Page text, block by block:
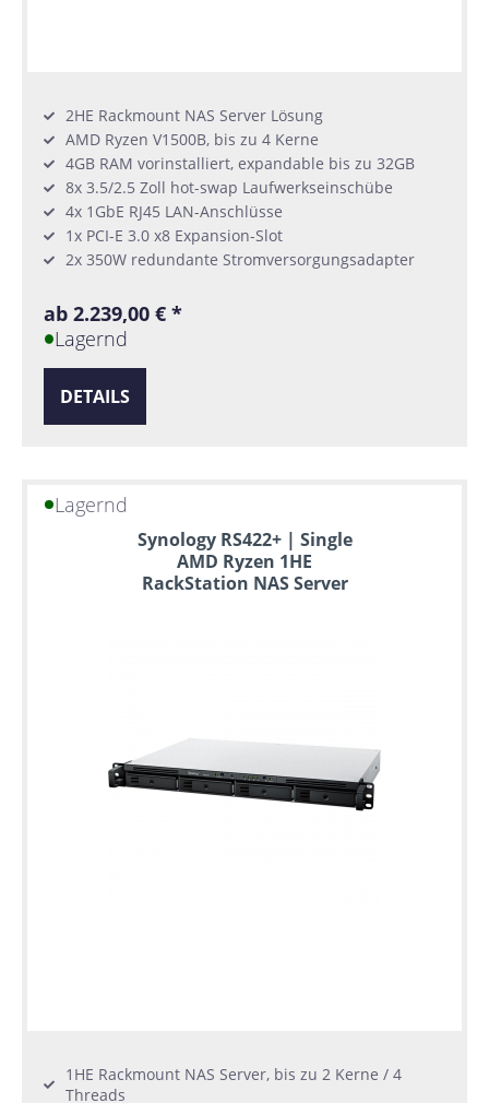
2HE Rackmount NAS Server Lösung
AMD Ryzen V1500B, bis zu 4 Kerne
4GB RAM vorinstalliert, expandable bis zu 32GB
8x 3.5/2.5 Zoll hot-swap Laufwerkseinschübe
4x 1GbE RJ45 LAN-Anschlüsse
1x PCI-E 3.0 x8 Expansion-Slot
2x 350W redundante Stromversorgungsadapter
ab 2.239,00 € *
Lagernd
DETAILS
Lagernd
Synology RS422+ | Single
AMD Ryzen 1HE
RackStation NAS Server
1HE Rackmount NAS Server, bis zu 2 Kerne / 4
Threads